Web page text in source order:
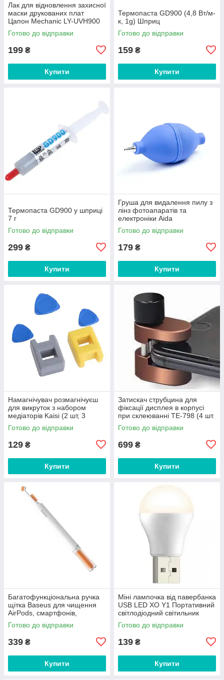
Лак для відновлення захисної
маски друкованих плат
Цапон Mechanic LY-UVH900
BGA зелений у шприці (20 гр)
Готово до відправки
199 ₴
Купити
Термопаста GD900 (4,8 Вт/м-
к, 1g) Шприц
Готово до відправки
159 ₴
Купити
Термопаста GD900 у шприці
7 г
Готово до відправки
299 ₴
Купити
Груша для видалення пилу з
лінз фотоапаратів та
електроніки Aida
Готово до відправки
179 ₴
Купити
Намагнічувач розмагнічуєш
для викруток з набором
медіаторів Kaisi (2 шт, 3
медіатори)
Готово до відправки
129 ₴
Купити
Затискач струбцина для
фіксації дисплея в корпусі
при склеюванні TE-798 (4 шт.
в наборі)
Готово до відправки
699 ₴
Купити
Багатофункціональна ручка
щітка Baseus для чищення
AirPods, смартфонів,
навушників, клавіатури,
гаджетів
Готово до відправки
339 ₴
Купити
Міні лампочка від павербанка
USB LED XO Y1 Портативний
світлодіодний світильник
ліхтарик нічник (1Вт, 5В).
White
Готово до відправки
139 ₴
Купити